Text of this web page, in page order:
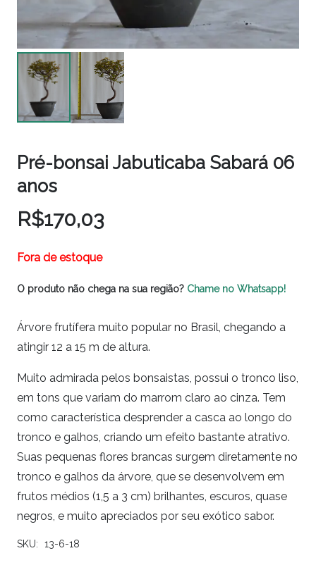
Pré-bonsai Jabuticaba Sabará 06
anos
R$170,03
Fora de estoque
O produto não chega na sua região? Chame no Whatsapp!
Árvore frutífera muito popular no Brasil, chegando a
atingir 12 a 15 m de altura.
Muito admirada pelos bonsaistas, possui o tronco liso,
em tons que variam do marrom claro ao cinza. Tem
como característica desprender a casca ao longo do
tronco e galhos, criando um efeito bastante atrativo.
Suas pequenas flores brancas surgem diretamente no
tronco e galhos da árvore, que se desenvolvem em
frutos médios (1,5 a 3 cm) brilhantes, escuros, quase
negros, e muito apreciados por seu exótico sabor.
SKU: 13-6-18